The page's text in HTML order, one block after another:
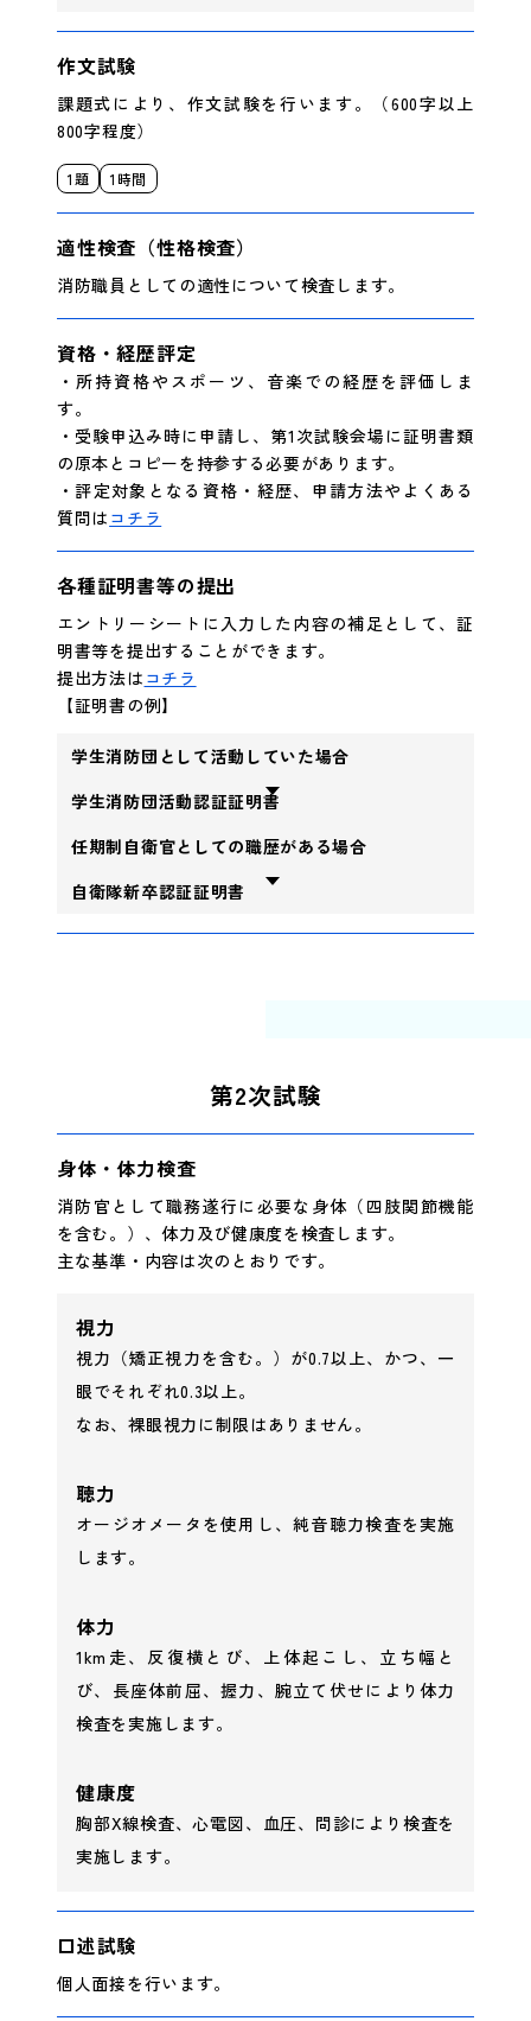
作文試験
課題式により、作文試験を行います。（600字以上
800字程度）
1題 1時間
適性検査（性格検査）
消防職員としての適性について検査します。
資格・経歴評定
・所持資格やスポーツ、音楽での経歴を評価しま
す。
・受験申込み時に申請し、第1次試験会場に証明書類
の原本とコピーを持参する必要があります。
・評定対象となる資格・経歴、申請方法やよくある
質問は コチラ
各種証明書等の提出
エントリーシートに入力した内容の補足として、証
明書等を提出することができます。
提出方法は コチラ
【証明書の例】
学生消防団として活動していた場合
学生消防団活動認証証明書
任期制自衛官としての職歴がある場合
自衛隊新卒認証証明書
第2次試験
身体・体力検査
消防官として職務遂行に必要な身体（四肢関節機能
を含む。）、体力及び健康度を検査します。
主な基準・内容は次のとおりです。
視力
視力（矯正視力を含む。）が0.7以上、かつ、一
眼でそれぞれ0.3以上。
なお、裸眼視力に制限はありません。
聴力
オージオメータを使用し、純音聴力検査を実施
します。
体力
1km走、反復横とび、上体起こし、立ち幅と
び、長座体前屈、握力、腕立て伏せにより体力
検査を実施します。
健康度
胸部X線検査、心電図、血圧、問診により検査を
実施します。
口述試験
個人面接を行います。